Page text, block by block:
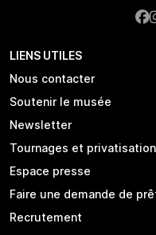
LIENS UTILES
Nous contacter
Soutenir le musée
Newsletter
Tournages et
Espace presse
Faire une demande de
Recrutement